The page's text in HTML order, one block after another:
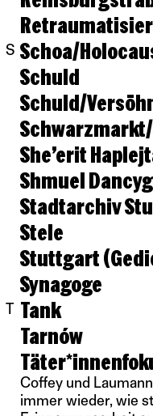
S Schoa/
Schuld
Schuld/
She’erit
Shmuel
Stadtarchiv
Stele
Stuttgart
Synagoge
T Tank
Tarnów
Coffey und
immer wieder, wie